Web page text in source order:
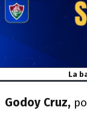
La
Godoy Cruz,